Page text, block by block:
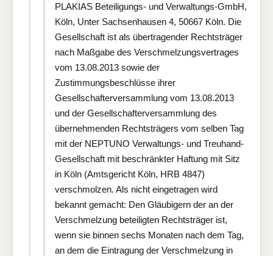
PLAKIAS Beteiligungs- und Verwaltungs-GmbH,
Köln, Unter Sachsenhausen 4, 50667 Köln. Die
Gesellschaft ist als übertragender Rechtsträger
nach Maßgabe des Verschmelzungsvertrages
vom 13.08.2013 sowie der
Zustimmungsbeschlüsse ihrer
Gesellschafterversammlung vom 13.08.2013
und der Gesellschafterversammlung des
übernehmenden Rechtsträgers vom selben Tag
mit der NEPTUNO Verwaltungs- und Treuhand-
Gesellschaft mit beschränkter Haftung mit Sitz
in Köln (Amtsgericht Köln, HRB 4847)
verschmolzen. Als nicht eingetragen wird
bekannt gemacht: Den Gläubigern der an der
Verschmelzung beteiligten Rechtsträger ist,
wenn sie binnen sechs Monaten nach dem Tag,
an dem die Eintragung der Verschmelzung in